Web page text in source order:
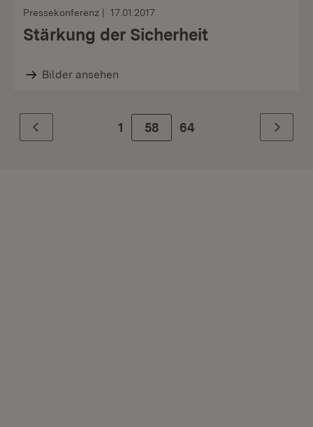
Pressekonferenz 17.01.2017
Stärkung der Sicherheit
Bilder ansehen
Zurück 1 Zur Seite
58 64 Weiter